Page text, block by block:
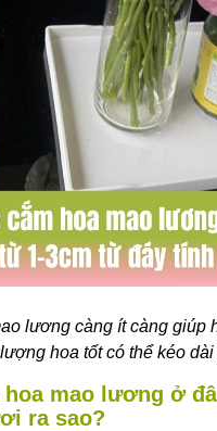
lương càng ít càng giúp
hoa tốt có thể kéo
hoa mao lương ở
ra sao?